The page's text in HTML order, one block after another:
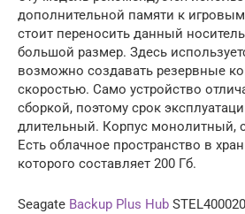
дополнительной памяти к
стоит переносить данный
большой размер. Здесь
возможно создавать резервные
скоростью. Само устройство
сборкой, поэтому срок
длительный. Корпус монолитный,
Есть облачное пространство в
которого составляет 200 Гб.
Seagate Backup Plus Hub